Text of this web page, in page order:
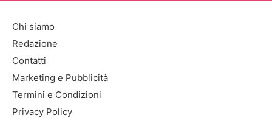
Chi siamo
Redazione
Contatti
Marketing e Pubblicità
Termini e Condizioni
Privacy Policy